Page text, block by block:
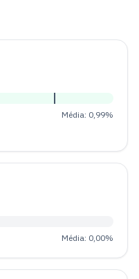
Média: 0,99%
Média: 0,00%